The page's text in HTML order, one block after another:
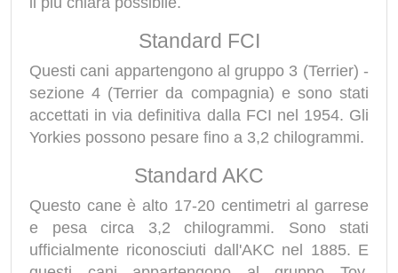
Standard FCI
Questi cani appartengono al gruppo 3 (Terrier) -
sezione 4 (Terrier da compagnia) e sono stati
accettati in via definitiva dalla FCI nel 1954. Gli
Yorkies possono pesare fino a 3,2 chilogrammi.
Standard AKC
Questo cane è alto 17-20 centimetri al garrese
e pesa circa 3,2 chilogrammi. Sono stati
ufficialmente riconosciuti dall'AKC nel 1885. E